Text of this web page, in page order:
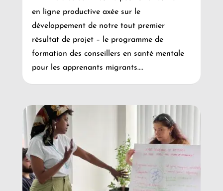
en ligne productive axée sur le
développement de notre tout premier
résultat de projet – le programme de
formation des conseillers en santé mentale
pour les apprenants migrants....